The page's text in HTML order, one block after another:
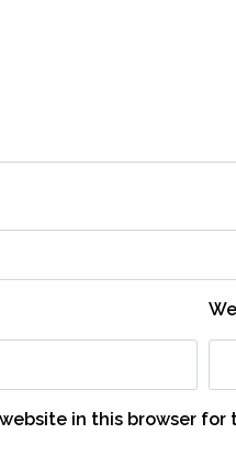
in this browser for